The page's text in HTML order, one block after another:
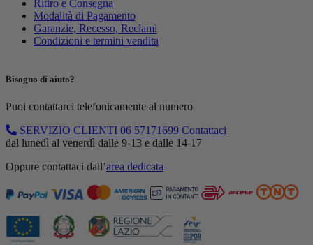
Ritiro e Consegna
Modalità di Pagamento
Garanzie, Recesso, Reclami
Condizioni e termini vendita
Bisogno di aiuto?
Puoi contattarci telefonicamente al numero
SERVIZIO CLIENTI 06 57171699 Contattaci
dal lunedì al venerdì dalle 9-13 e dalle 14-17
Oppure contattaci dall’area dedicata